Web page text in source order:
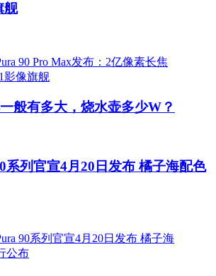
舰
般有多大，烧水壶多少W？
系列官宣4月20日发布 橘子海配色